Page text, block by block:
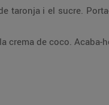
taronja i el sucre.
crema de coco. Acaba-